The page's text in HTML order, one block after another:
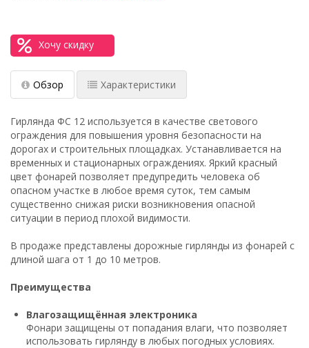
Хочу скидку
Обзор Характеристики
Гирлянда ФС 12 используется в качестве светового
ограждения для повышения уровня безопасности на
дорогах и строительных площадках. Устанавливается на
временных и стационарных ограждениях. Яркий красный
цвет фонарей позволяет предупредить человека об
опасном участке в любое время суток, тем самым
существенно снижая риски возникновения опасной
ситуации в период плохой видимости.
В продаже представлены дорожные гирлянды из фонарей с
длиной шага от 1 до 10 метров.
Преимущества
Влагозащищённая электроника
Фонари защищены от попадания влаги, что позволяет
использовать гирлянду в любых погодных условиях.